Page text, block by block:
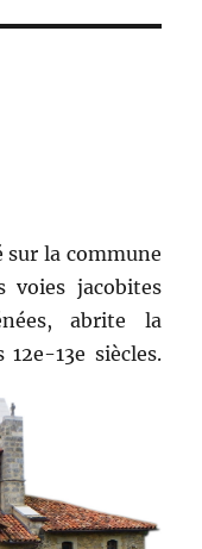
sur la commune
voies jacobites
abrite la
13e siècles.